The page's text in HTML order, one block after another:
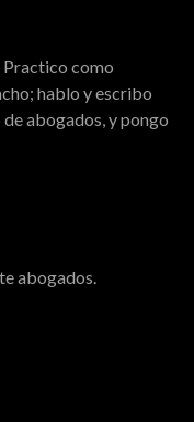
Practico como
hablo y escribo
abogados, y pongo
abogados.